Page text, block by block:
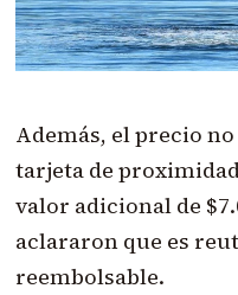
Además, el precio
tarjeta de
valor adicional de
aclararon que es
reembolsable.